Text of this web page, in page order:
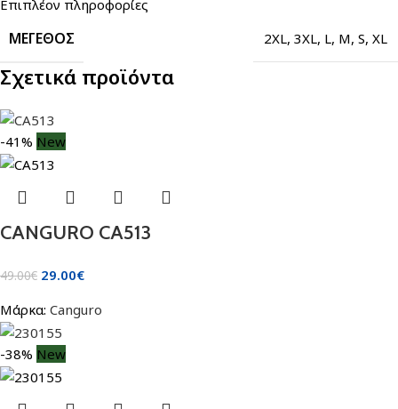
Επιπλέον πληροφορίες
ΜΈΓΕΘΟΣ 2XL, 3XL, L, M, S, XL
Σχετικά προϊόντα
-41% New
CANGURO CA513
49.00€ 29.00€
Μάρκα: Canguro
-38% New